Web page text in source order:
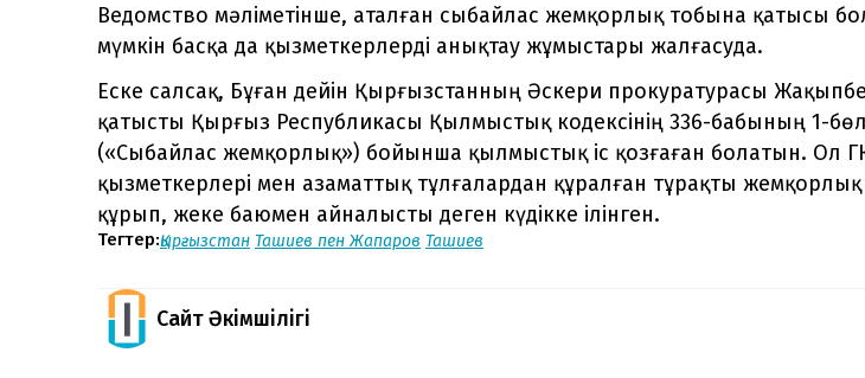
Ведомство мәліметінше, аталған сыбайлас жемқорлық тобына қатысы
мүмкін басқа да қызметкерлерді анықтау жұмыстары жалғасуда.
Еске салсақ, Бұған дейін Қырғызстанның Әскери прокуратурасы
қатысты Қырғыз Республикасы Қылмыстық кодексінің 336-бабының 1-
(«Сыбайлас жемқорлық») бойынша қылмыстық іс қозғаған болатын. Ол
қызметкерлері мен азаматтық тұлғалардан құралған тұрақты
құрып, жеке баюмен айналысты деген күдікке ілінген.
Тегтер:Қырғызстан Ташиев пен Жапаров Ташиев
Сайт Әкімшілігі